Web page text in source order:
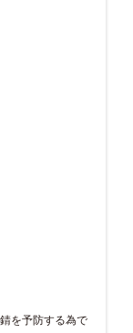
を予防する為で